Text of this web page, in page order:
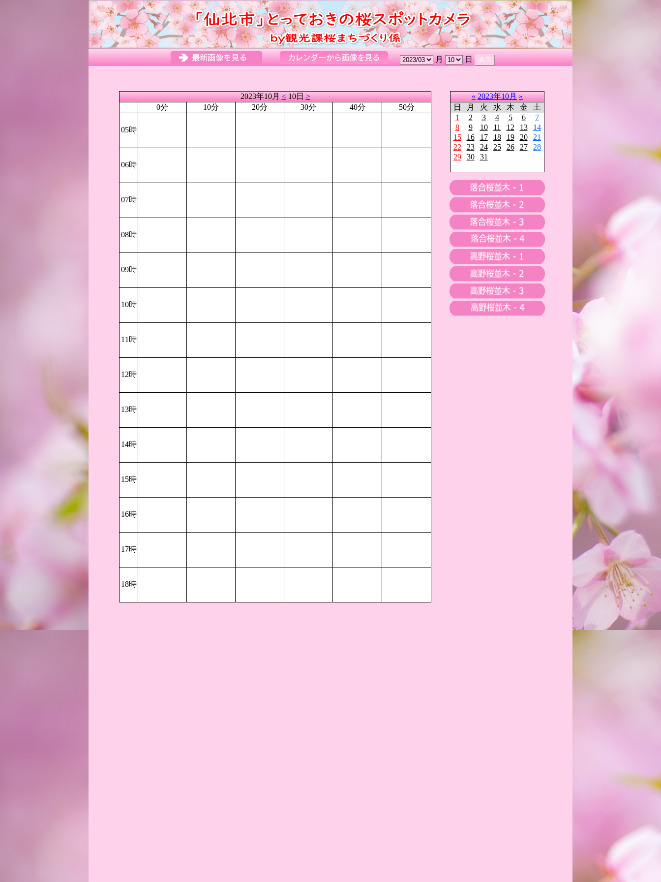
月 日
2023年10月<10日>
0分
10分 20分 30分 40分 50分
05時
06時
07時
08時
09時
10時
11時
12時
13時
14時
15時
16時
17時
18時
« 2023年10月 »
日
月 火 水 木 金
土
1
2 3 4 5 6
7
8
9 10 11 12 13
14
15
16 17 18 19 20
21
22
23 24 25 26 27
28
29
30 31